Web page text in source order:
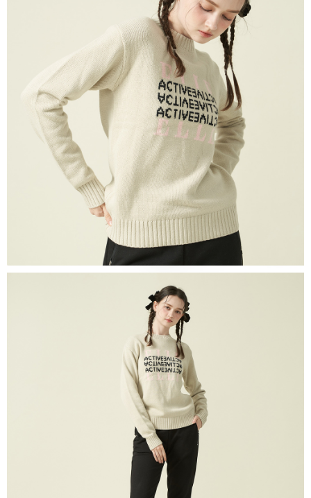
每筆NT$60，滿NT$1,500(含以上)免運費
每筆NT$90，滿NT$1,500(含以上)免運費
宅配(離島)
每筆NT$225，滿NT$1,500(含以上)免運費